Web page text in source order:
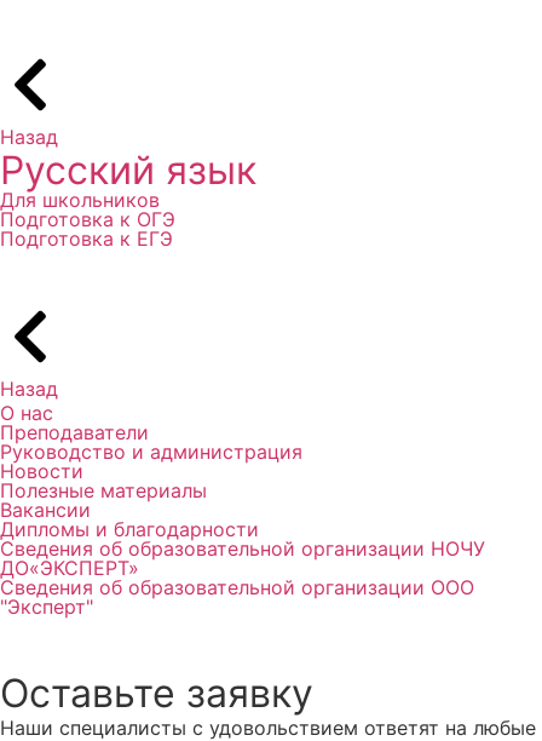
Назад
Русский язык
Для школьников
Подготовка к ОГЭ
Подготовка к ЕГЭ
Назад
О нас
Преподаватели
Руководство и администрация
Новости
Полезные материалы
Вакансии
Дипломы и благодарности
Сведения об образовательной организации НОЧУ
ДО«ЭКСПЕРТ»
Сведения об образовательной организации ООО
"Эксперт"
Оставьте заявку
Наши специалисты с удовольствием ответят на любые